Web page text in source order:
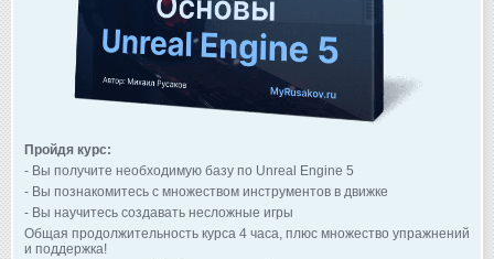
Пройдя курс:
- Вы получите необходимую базу по Unreal Engine 5
- Вы познакомитесь с множеством инструментов в движке
- Вы научитесь создавать несложные игры
Общая продолжительность курса 4 часа, плюс множество упражнений
и поддержка!